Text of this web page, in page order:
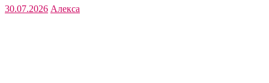
30.07.2026 Алекса